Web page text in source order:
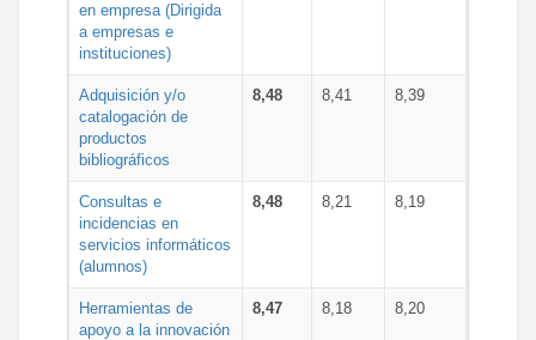
en empresa (Dirigida
a empresas e
instituciones)
Adquisición y/o
catalogación de
productos
bibliográficos
8,48 8,41 8,39
Consultas e
incidencias en
servicios informáticos
(alumnos)
8,48 8,21 8,19
Herramientas de
apoyo a la innovación
8,47 8,18 8,20